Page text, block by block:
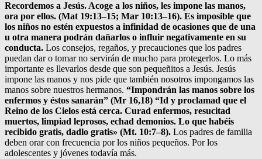
Recordemos a Jesús. Acoge a los niños, les impone las manos,
ora por ellos. (Mat 19:13–15; Mar 10:13–16). Es imposible que
los niños no estén expuestos a infinidad de ocasiones que de una
u otra manera podrán dañarlos o influir negativamente en su
conducta. Los consejos, regaños, y precauciones que los padres
puedan dar o tomar no servirán de mucho para protegerlos. Lo más
importante es llevarlos desde que son pequeñitos a Jesús. Jesús
impone las manos y nos pide que también nosotros impongamos las
manos sobre nuestros hermanos. “Impondrán las manos sobre los
enfermos y éstos sanarán” (Mr 16,18) “Id y proclamad que el
Reino de los Cielos está cerca. Curad enfermos, resucitad
muertos, limpiad leprosos, echad demonios. Lo que habéis
recibido gratis, dadlo gratis» (Mt. 10:7–8). Los padres de familia
deben orar con frecuencia por los niños pequeños. Por los
adolescentes y jóvenes todavía más.